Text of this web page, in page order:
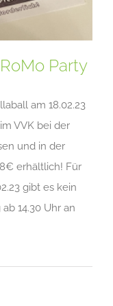
Party
am 18.02.23
VVK bei der
und in der
erhältlich! Für
gibt es kein
14.30 Uhr an